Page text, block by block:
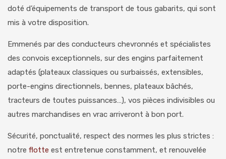
doté d’équipements de transport de tous gabarits, qui sont
mis à votre disposition.
Emmenés par des conducteurs chevronnés et spécialistes
des convois exceptionnels, sur des engins parfaitement
adaptés (plateaux classiques ou surbaissés, extensibles,
porte-engins directionnels, bennes, plateaux bâchés,
tracteurs de toutes puissances…), vos pièces indivisibles ou
autres marchandises en vrac arriveront à bon port.
Sécurité, ponctualité, respect des normes les plus strictes :
notre flotte est entretenue constamment, et renouvelée